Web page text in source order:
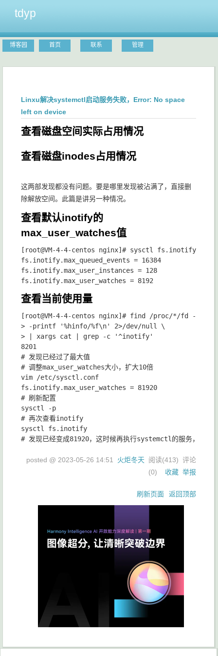
tdyp
博客园 首页 联系 管理
Linxu解决systemctl启动服务失败，Error: No space
left on device
查看磁盘空间实际占用情况
查看磁盘inodes占用情况
这两部发现都没有问题。要是哪里发现被沾满了，直接删
除解放空间。此篇是讲另一种情况。
查看默认inotify的
max_user_watches值
[root@VM-4-4-centos nginx]# sysctl fs.inotify
fs.inotify.max_queued_events = 16384
fs.inotify.max_user_instances = 128
查看当前使用量
[root@VM-4-4-centos nginx]# find /proc/*/fd -user
> -printf '%hinfo/%f\n' 2>/dev/null \
> | xargs cat | grep -c '^inotify'
8201
# 发现已经过了最大值
# 调整max_user_watches大小，扩大10倍
vim /etc/sysctl.conf
fs.inotify.max_user_watches = 81920
# 刷新配置
sysctl -p
# 再次查看inotify
sysctl fs.inotify
posted @ 2023-05-26 14:51 火炬冬天 阅读(413) 评论
(0) 收藏 举报
刷新页面 返回顶部